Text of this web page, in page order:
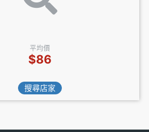
平均價
$86
搜尋店家